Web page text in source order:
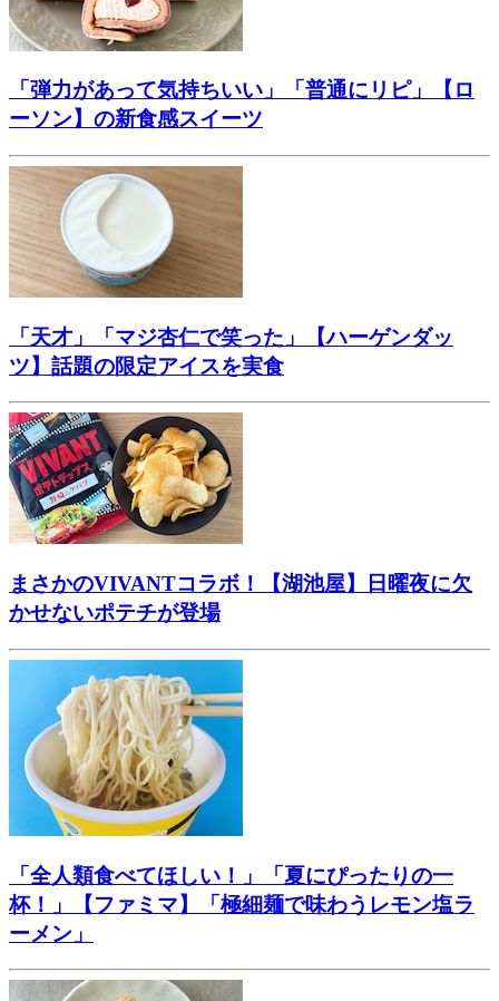
「弾力があって気持ちいい」「普通にリピ」【ロ
ーソン】の新食感スイーツ
「天才」「マジ杏仁で笑った」【ハーゲンダッ
ツ】話題の限定アイスを実食
まさかのVIVANTコラボ！【湖池屋】日曜夜に欠
かせないポテチが登場
「全人類食べてほしい！」「夏にぴったりの一
杯！」【ファミマ】「極細麺で味わうレモン塩ラ
ーメン」